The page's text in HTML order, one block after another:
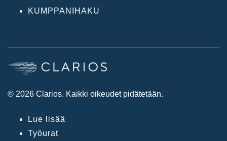
KUMPPANIHAKU
© 2026 Clarios. Kaikki oikeudet pidätetään.
Lue lisää
Työurat